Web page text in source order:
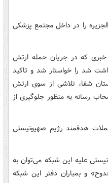
را در داخل مجتمع پزشکی
خبری که در جریان حمله ارتش
شد را خواستار شد و تاکید
شفا، تلاشی از سوی ارتش
رسانه به منظور جلوگیری از
هدفمند رژیم صهیونیستی
علیه این شبکه می‌توان به
و بمباران دفتر این شبکه